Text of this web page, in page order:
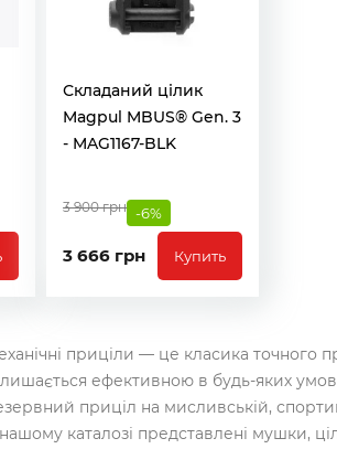
Складаний цілик
Magpul MBUS® Gen. 3
- MAG1167-BLK
3 900 грн -6%
3 666 грн Купить
приціли — це класика точного
ефективною в будь-яких
приціл на мисливській,
каталозі представлені мушки,